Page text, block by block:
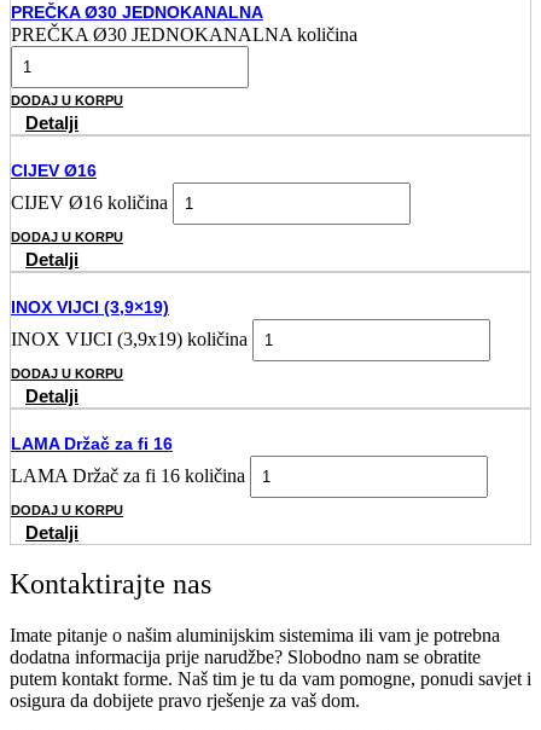
PREČKA Ø30 JEDNOKANALNA
PREČKA Ø30 JEDNOKANALNA količina
DODAJ U KORPU
Detalji
CIJEV Ø16
CIJEV Ø16 količina
DODAJ U KORPU
Detalji
INOX VIJCI (3,9×19)
INOX VIJCI (3,9x19) količina
DODAJ U KORPU
Detalji
LAMA Držač za fi 16
LAMA Držač za fi 16 količina
DODAJ U KORPU
Detalji
Kontaktirajte nas
Imate pitanje o našim aluminijskim sistemima ili vam je potrebna
dodatna informacija prije narudžbe? Slobodno nam se obratite
putem kontakt forme. Naš tim je tu da vam pomogne, ponudi savjet i
osigura da dobijete pravo rješenje za vaš dom.